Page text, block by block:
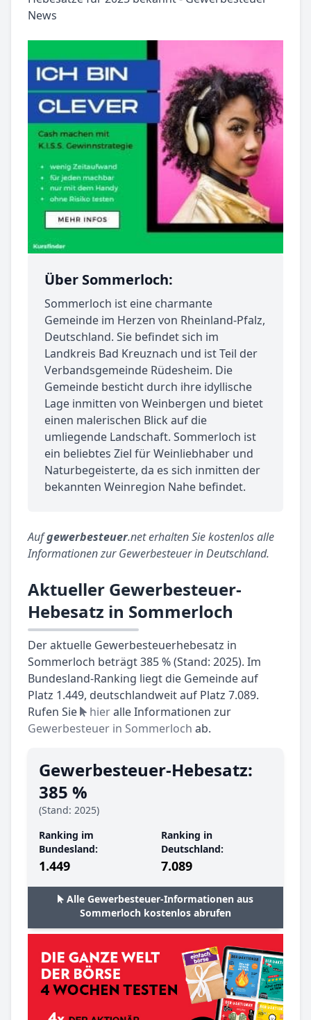
Über Sommerloch:
Sommerloch ist eine charmante
Gemeinde im Herzen von Rheinland-Pfalz,
Deutschland. Sie befindet sich im
Landkreis Bad Kreuznach und ist Teil der
Verbandsgemeinde Rüdesheim. Die
Gemeinde besticht durch ihre idyllische
Lage inmitten von Weinbergen und bietet
einen malerischen Blick auf die
umliegende Landschaft. Sommerloch ist
ein beliebtes Ziel für Weinliebhaber und
Naturbegeisterte, da es sich inmitten der
bekannten Weinregion Nahe befindet.
Aufgewerbesteuer.net erhalten Sie kostenlos alle
Informationen zur Gewerbesteuer in Deutschland.
Aktueller Gewerbesteuer-
Hebesatz in Sommerloch
Der aktuelle Gewerbesteuerhebesatz in
Sommerloch beträgt 385 % (Stand: 2025). Im
Bundesland-Ranking liegt die Gemeinde auf
Platz 1.449, deutschlandweit auf Platz 7.089.
Rufen Sie
hieralle Informationen zur
Gewerbesteuer in Sommerloch ab.
Gewerbesteuer-Hebesatz:
385 %
(Stand: 2025)
Ranking im
Bundesland:
1.449
Ranking in
Deutschland:
7.089
Alle Gewerbesteuer-Informationen aus
Sommerloch kostenlos abrufen